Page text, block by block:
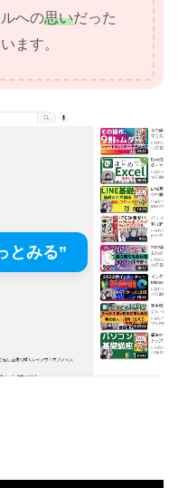
への思いだった
ます。
とみる”